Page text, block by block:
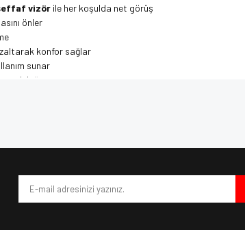
şeffaf vizör ile her koşulda net görüş
önler
konfor sağlar
sunar
Kask, En İyi Çene Açılır Kask, Motor Kaskı, Kask
İyi Motor Kaskları